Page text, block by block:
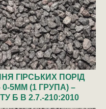
ГІРСЬКИХ ПОРІД
5ММ (1 ГРУПА) –
Б В 2.7.-210:2010